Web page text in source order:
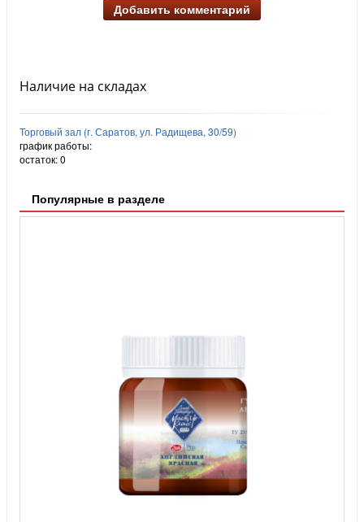
Добавить комментарий
Наличие на складах
Торговый зал (г. Саратов, ул. Радищева, 30/59)
график работы:
остаток:0
Популярные в разделе